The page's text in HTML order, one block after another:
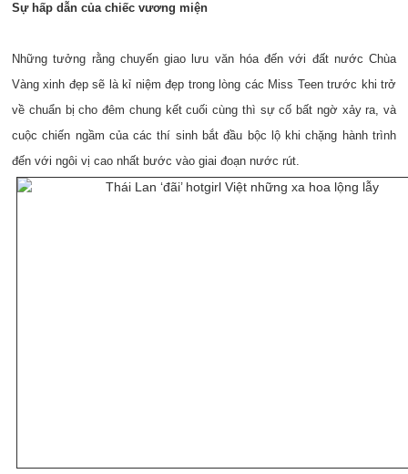
Sự hấp dẫn của chiếc vương miện
Những tưởng rằng chuyến giao lưu văn hóa đến với đất nước Chùa
Vàng xinh đẹp sẽ là kỉ niệm đẹp trong lòng các Miss Teen trước khi trở
về chuẩn bị cho đêm chung kết cuối cùng thì sự cố bất ngờ xảy ra, và
cuộc chiến ngầm của các thí sinh bắt đầu bộc lộ khi chặng hành trình
đến với ngôi vị cao nhất bước vào giai đoạn nước rút.